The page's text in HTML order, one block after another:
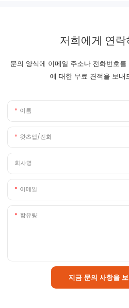
저희에게 연
문의 양식에 이메일 주소나 전화번호
에 대한 무료 견적을 보내
이름
왓츠앱/전화
회사명
이메일
함유량
지금 문의 사항을